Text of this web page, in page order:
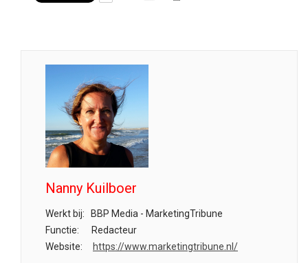
Nanny Kuilboer
Werkt bij:
BBP Media - MarketingTribune
Functie:
Redacteur
Website:
https://www.marketingtribune.nl/